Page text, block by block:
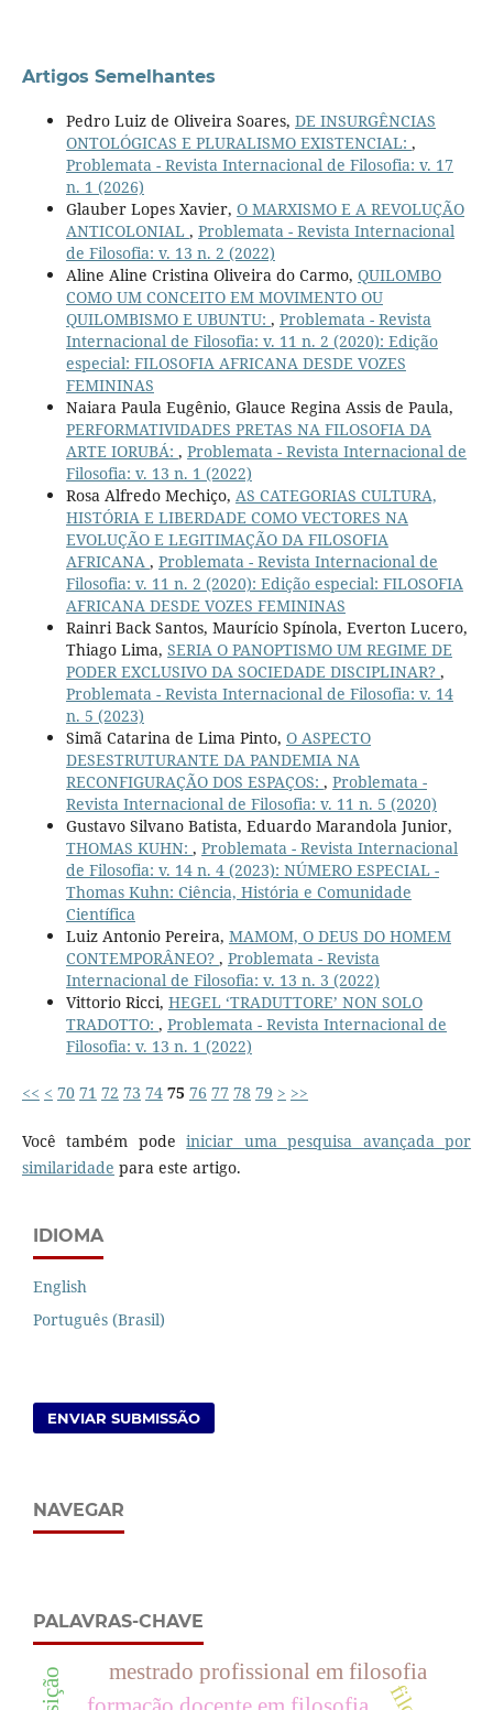
Artigos Semelhantes
Pedro Luiz de Oliveira Soares, DE INSURGÊNCIAS
ONTOLÓGICAS E PLURALISMO EXISTENCIAL: ,
Problemata - Revista Internacional de Filosofia: v. 17
n. 1 (2026)
Glauber Lopes Xavier, O MARXISMO E A REVOLUÇÃO
ANTICOLONIAL , Problemata - Revista Internacional
de Filosofia: v. 13 n. 2 (2022)
Aline Aline Cristina Oliveira do Carmo, QUILOMBO
COMO UM CONCEITO EM MOVIMENTO OU
QUILOMBISMO E UBUNTU: , Problemata - Revista
Internacional de Filosofia: v. 11 n. 2 (2020): Edição
especial: FILOSOFIA AFRICANA DESDE VOZES
FEMININAS
Naiara Paula Eugênio, Glauce Regina Assis de Paula,
PERFORMATIVIDADES PRETAS NA FILOSOFIA DA
ARTE IORUBÁ: , Problemata - Revista Internacional de
Filosofia: v. 13 n. 1 (2022)
Rosa Alfredo Mechiço, AS CATEGORIAS CULTURA,
HISTÓRIA E LIBERDADE COMO VECTORES NA
EVOLUÇÃO E LEGITIMAÇÃO DA FILOSOFIA
AFRICANA , Problemata - Revista Internacional de
Filosofia: v. 11 n. 2 (2020): Edição especial: FILOSOFIA
AFRICANA DESDE VOZES FEMININAS
Rainri Back Santos, Maurício Spínola, Everton Lucero,
Thiago Lima, SERIA O PANOPTISMO UM REGIME DE
PODER EXCLUSIVO DA SOCIEDADE DISCIPLINAR? ,
Problemata - Revista Internacional de Filosofia: v. 14
n. 5 (2023)
Simã Catarina de Lima Pinto, O ASPECTO
DESESTRUTURANTE DA PANDEMIA NA
RECONFIGURAÇÃO DOS ESPAÇOS: , Problemata -
Revista Internacional de Filosofia: v. 11 n. 5 (2020)
Gustavo Silvano Batista, Eduardo Marandola Junior,
THOMAS KUHN: , Problemata - Revista Internacional
de Filosofia: v. 14 n. 4 (2023): NÚMERO ESPECIAL -
Thomas Kuhn: Ciência, História e Comunidade
Científica
Luiz Antonio Pereira, MAMOM, O DEUS DO HOMEM
CONTEMPORÂNEO? , Problemata - Revista
Internacional de Filosofia: v. 13 n. 3 (2022)
Vittorio Ricci, HEGEL ‘TRADUTTORE’ NON SOLO
TRADOTTO: , Problemata - Revista Internacional de
Filosofia: v. 13 n. 1 (2022)
<< < 70 71 72 73 74 75 76 77 78 79 > >>
Você também podeiniciar uma pesquisa avançada por
similaridade para este artigo.
IDIOMA
English
Português (Brasil)
ENVIAR SUBMISSÃO
NAVEGAR
PALAVRAS-CHAVE
mestrado profissional em filosofia